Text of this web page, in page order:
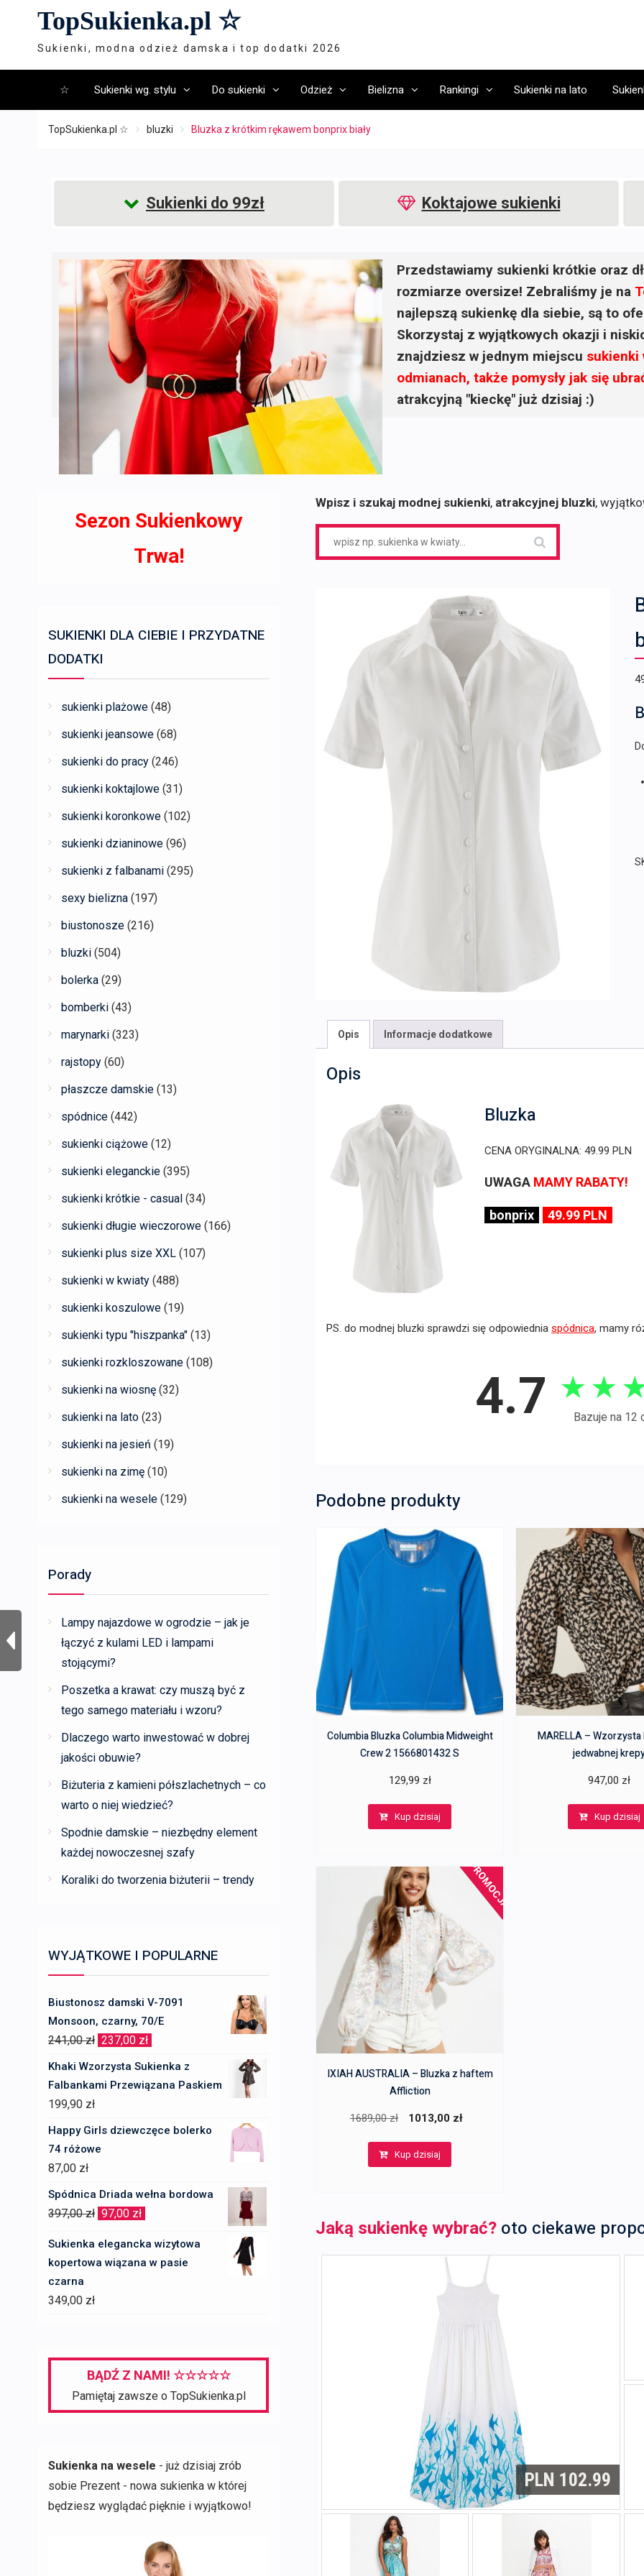
TopSukienka.pl ☆
Sukienki, modna odzież damska i top dodatki 2026
☆ Sukienki wg. stylu Do sukienki Odzież Bielizna Rankingi Sukienki na lato
TopSukienka.pl ☆ bluzki Bluzka z krótkim rękawem bonprix biały
Sukienki do 99zł Koktajowe sukienki
Przedstawiamy sukienki krótkie oraz
rozmiarze oversize! Zebraliśmy je na
najlepszą sukienkę dla siebie, są to
Skorzystaj z wyjątkowych okazji i
znajdziesz w jednym miejscu sukienki
odmianach, także pomysły jak się
atrakcyjną "kieckę" już dzisiaj :)
Wpisz i szukaj modnej sukienki, atrakcyjnej bluzki,
Opis Informacje dodatkowe
Opis
Bluzka
CENA ORYGINALNA: 49.99 PLN
UWAGA MAMY RABATY!
bonprix 49.99 PLN
PS. do modnej bluzki sprawdzi się odpowiednia spódnica, mamy
4.7 ★ ★
Bazuje na 12
Podobne produkty
Columbia Bluzka Columbia Midweight
Crew 2 1566801432 S
129,99 zł
Kup dzisiaj
MARELLA –
jedwabnej
947,00 zł
Kup dzisiaj
PROMOCJA!
IXIAH AUSTRALIA – Bluzka z haftem
Affliction
1689,00zł
Pierwotna
wynosiła:
1013,00 zł
Kup dzisiaj
Jaką sukienkę wybrać? oto ciekawe
Sezon Sukienkowy
Trwa!
SUKIENKI DLA CIEBIE I PRZYDATNE
DODATKI
sukienki plażowe (48)
sukienki jeansowe (68)
sukienki do pracy (246)
sukienki koktajlowe (31)
sukienki koronkowe (102)
sukienki dzianinowe (96)
sukienki z falbanami (295)
sexy bielizna (197)
biustonosze (216)
bluzki (504)
bolerka (29)
bomberki (43)
marynarki (323)
rajstopy (60)
płaszcze damskie (13)
spódnice (442)
sukienki ciążowe (12)
sukienki eleganckie (395)
sukienki krótkie - casual (34)
sukienki długie wieczorowe (166)
sukienki plus size XXL (107)
sukienki w kwiaty (488)
sukienki koszulowe (19)
sukienki typu "hiszpanka" (13)
sukienki rozkloszowane (108)
sukienki na wiosnę (32)
sukienki na lato (23)
sukienki na jesień (19)
sukienki na zimę (10)
sukienki na wesele (129)
Porady
Lampy najazdowe w ogrodzie – jak je
łączyć z kulami LED i lampami
stojącymi?
Poszetka a krawat: czy muszą być z
tego samego materiału i wzoru?
Dlaczego warto inwestować w dobrej
jakości obuwie?
Biżuteria z kamieni półszlachetnych – co
warto o niej wiedzieć?
Spodnie damskie – niezbędny element
każdej nowoczesnej szafy
Koraliki do tworzenia biżuterii – trendy
WYJĄTKOWE I POPULARNE
Biustonosz damski V-7091
Monsoon, czarny, 70/E
241,00zł Pierwotna
wynosiła:
237,00 zł
cena
wynosi:
Khaki Wzorzysta Sukienka z
Falbankami Przewiązana Paskiem
199,90 zł
Happy Girls dziewczęce bolerko
74 różowe
87,00 zł
Spódnica Driada wełna bordowa
397,00zł Pierwotna
wynosiła:
397,00 zł.
97,00 zł
wynosi:
97,00 zł.
Sukienka elegancka wizytowa
kopertowa wiązana w pasie
czarna
349,00 zł
BĄDŹ Z NAMI! ☆☆☆☆☆
Pamiętaj zawsze o TopSukienka.pl
Sukienka na wesele - już dzisiaj zrób
sobie Prezent - nowa sukienka w której
będziesz wyglądać pięknie i wyjątkowo!